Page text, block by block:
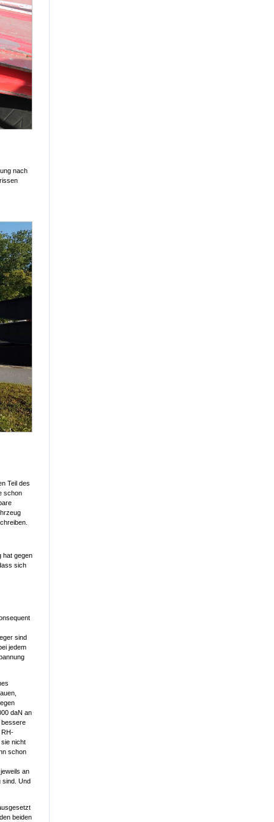
nach
Teil des
schon
hat gegen
sich
sind
jedem
daN an
bessere
RH-
nicht
schon
an
sind. Und
beiden